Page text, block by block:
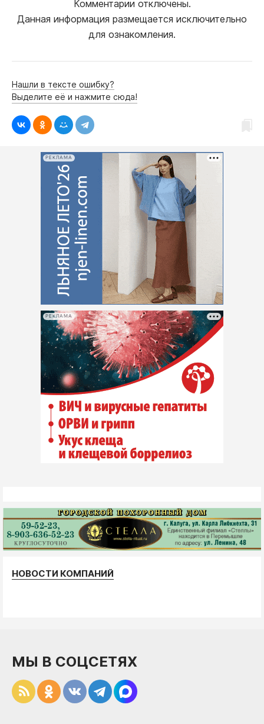
Комментарии отключены.
Данная информация размещается исключительно
для ознакомления.
Нашли в тексте ошибку?
Выделите её и нажмите сюда!
РЕКЛАМА
РЕКЛАМА
НОВОСТИ КОМПАНИЙ
МЫ В СОЦСЕТЯХ